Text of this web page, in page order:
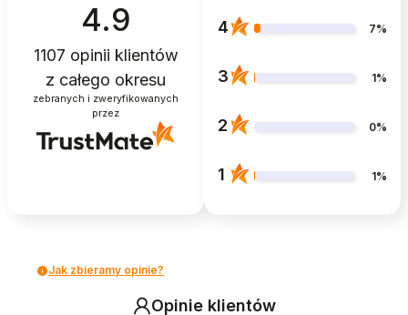
4.9
1107 opinii klientów
z całego okresu
zebranych i zweryfikowanych
przez
4 7%
3 1%
2 0%
1 1%
Jak zbieramy opinie?
Opinie klientów